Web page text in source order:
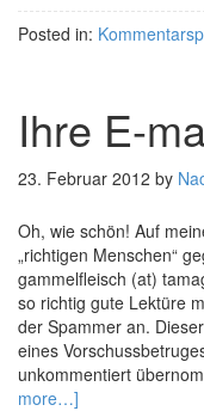
Posted in:
Ihre E-
23. Februar 2012 by
Oh, wie schön! Auf
„richtigen Menschen“
gammelfleisch (at)
so richtig gute Lektüre
der Spammer an.
eines
unkommentiert
more…]